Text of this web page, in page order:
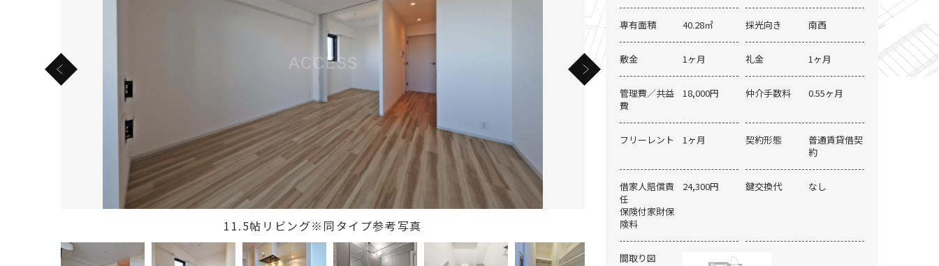
11.5帖リビング※同タイプ参考写真
専有面積 40.28㎡ 採光向き 南西
敷金 1ヶ月 礼金 1ヶ月
管理費／共益
費
18,000円 仲介手数料 0.55ヶ月
フリーレント 1ヶ月 契約形態
普通賃貸借契
約
借家人賠償責
任
保険付家財保
険料
24,300円 鍵交換代 なし
間取り図